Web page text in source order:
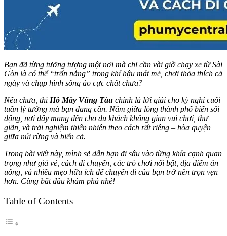
Bạn đã từng tưởng tượng một nơi mà chỉ cần vài giờ chạy xe từ Sài
Gòn là có thể “trốn nắng” trong khí hậu mát mẻ, chơi thỏa thích cả
ngày và chụp hình sống ảo cực chất chưa?
Nếu chưa, thì Hồ Mây Vũng Tàu chính là lời giải cho kỳ nghỉ cuối
tuần lý tưởng mà bạn đang cần. Nằm giữa lòng thành phố biển sôi
động, nơi đây mang đến cho du khách không gian vui chơi, thư
giãn, và trải nghiệm thiên nhiên theo cách rất riêng – hòa quyện
giữa núi rừng và biển cả.
Trong bài viết này, mình sẽ dẫn bạn đi sâu vào từng khía cạnh quan
trọng như giá vé, cách di chuyển, các trò chơi nổi bật, địa điểm ăn
uống, và nhiều mẹo hữu ích để chuyến đi của bạn trở nên trọn vẹn
hơn. Cùng bắt đầu khám phá nhé!
Table of Contents